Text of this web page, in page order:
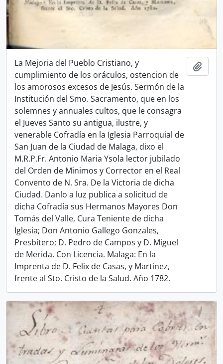
La Mejoria del Pueblo Cristiano, y
cumplimiento de los oráculos, ostencion de
los amorosos excesos de Jesús. Sermón de la
Institución del Smo. Sacramento, que en los
solemnes y annuales cultos, que le consagra
el Jueves Santo su antigua, ilustre, y
venerable Cofradía en la Iglesia Parroquial de
San Juan de la Ciudad de Malaga, dixo el
M.R.P.Fr. Antonio Maria Ysola lector jubilado
del Orden de Minimos y Corrector en el Real
Convento de N. Sra. De la Victoria de dicha
Ciudad. Danlo a luz publica a solicitud de
dicha Cofradía sus Hermanos Mayores Don
Tomás del Valle, Cura Teniente de dicha
Iglesia; Don Antonio Gallego Gonzales,
Presbítero; D. Pedro de Campos y D. Miguel
de Merida. Con Licencia. Malaga: En la
Imprenta de D. Felix de Casas, y Martinez,
frente al Sto. Cristo de la Salud. Año 1782.